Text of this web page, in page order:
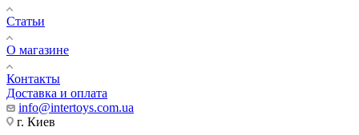
Статьи
О магазине
Контакты
Доставка и оплата
info@intertoys.com.ua
г. Киев